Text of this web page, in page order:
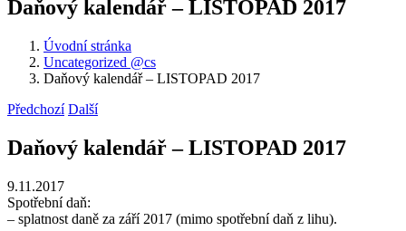
Daňový kalendář – LISTOPAD 2017
Úvodní stránka
Uncategorized @cs
Daňový kalendář – LISTOPAD 2017
Předchozí Další
Daňový kalendář – LISTOPAD 2017
9.11.2017
Spotřební daň:
– splatnost daně za září 2017 (mimo spotřební daň z lihu).